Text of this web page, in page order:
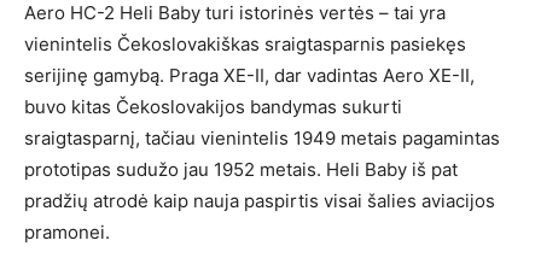
Aero HC-2 Heli Baby turi istorinės vertės – tai yra
vienintelis Čekoslovakiškas sraigtasparnis pasiekęs
serijinę gamybą. Praga XE-II, dar vadintas Aero XE-II,
buvo kitas Čekoslovakijos bandymas sukurti
sraigtasparnį, tačiau vienintelis 1949 metais pagamintas
prototipas sudužo jau 1952 metais. Heli Baby iš pat
pradžių atrodė kaip nauja paspirtis visai šalies aviacijos
pramonei.